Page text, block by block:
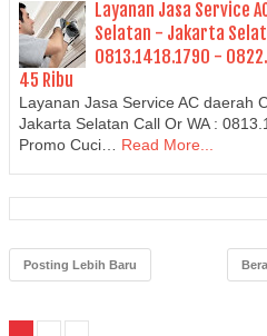
Layanan Jasa Service
Selatan - Jakarta
0813.1418.1790 -
45 Ribu
Layanan Jasa Service AC daerah
Jakarta Selatan Call Or WA :
Promo Cuci…
Read More...
Posting Lebih Baru